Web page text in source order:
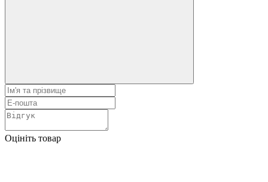
Оцініть товар